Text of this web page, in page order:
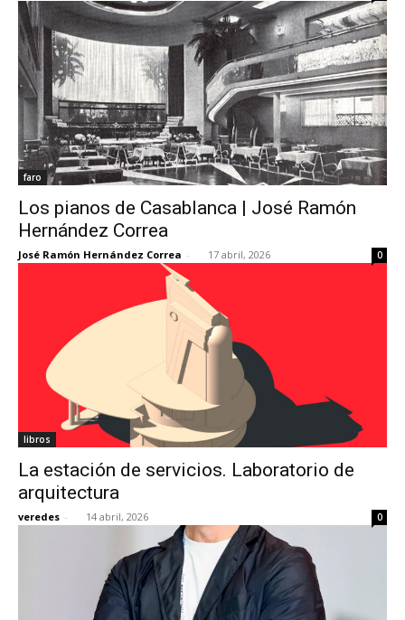
faro
Los pianos de Casablanca | José Ramón
Hernández Correa
José Ramón Hernández Correa - 17 abril, 2026 0
libros
La estación de servicios. Laboratorio de
arquitectura
veredes - 14 abril, 2026 0